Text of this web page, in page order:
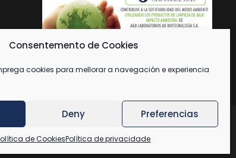
Consentemento de Cookies
cookies para mellorar a navegación e experiencia
Deny Preferencias
de CookiesPolítica de privacidade